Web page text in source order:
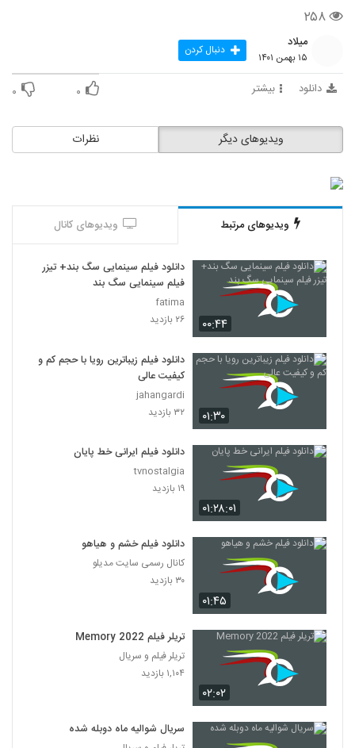
۲۵۸
میلاد
۱۵ بهمن ۱۴۰۱ دنبال کردن
دانلود بیشتر ۰ ۰
نظرات ویدیوهای دیگر
ویدیوهای مرتبط ویدیوهای کانال
۰۰:۴۴
دانلود فیلم سینمایی سگ بند+ تیزر
فیلم سینمایی سگ بند
fatima
۲۶ بازدید
۰۱:۳۰
دانلود فیلم زیباترین رویا با حجم کم و
کیفیت عالی
jahangardi
۳۲ بازدید
۰۱:۲۸:۰۱
دانلود فیلم ایرانی خط پایان
tvnostalgia
۱۹ بازدید
۰۱:۴۵
دانلود فیلم خشم و هیاهو
کانال رسمی سایت مدیلو
۳۰ بازدید
۰۲:۰۲
تریلر فیلم Memory 2022
تریلر فیلم و سریال
۱,۱۰۴ بازدید
سریال شوالیه ماه دوبله شده